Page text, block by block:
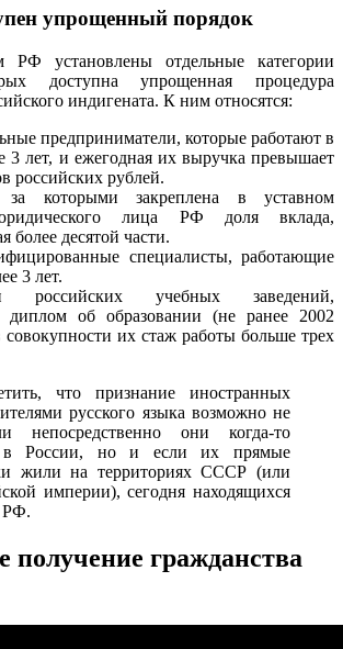
упрощенный порядок
РФ установлены отдельные категории
доступна упрощенная процедура
индигената. К ним относятся:
предприниматели, которые работают в
3 лет, и ежегодная их выручка превышает
российских рублей.
за которыми закреплена в уставном
лица РФ доля вклада,
более десятой части.
специалисты, работающие
3 лет.
российских учебных заведений,
диплом об образовании (не ранее 2002
совокупности их стаж работы больше трех
что признание иностранных
русского языка возможно не
непосредственно они когда-то
в России, но и если их прямые
жили на территориях СССР (или
империи), сегодня находящихся
РФ.
получение гражданства